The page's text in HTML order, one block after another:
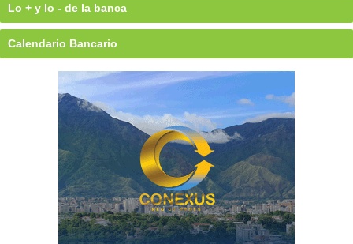
Lo + y lo - de la banca
Calendario Bancario